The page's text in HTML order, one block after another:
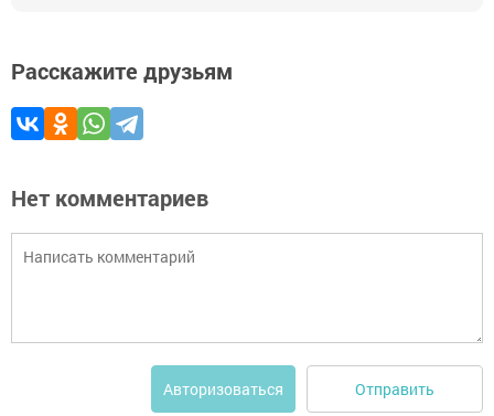
Расскажите друзьям
Нет комментариев
Авторизоваться Отправить